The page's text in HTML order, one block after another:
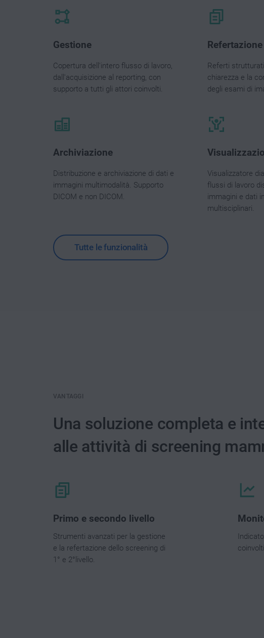
Gestione
Copertura dell'intero flusso di lavoro,
dall'acquisizione al reporting, con
supporto a tutti gli attori coinvolti.
Refertazione
Referti
chiarezza e la
degli esami di
Archiviazione
Distribuzione e archiviazione di dati e
immagini multimodalità. Supporto
DICOM e non DICOM.
Visualizzatore
flussi di lavoro
immagini e dati
multisciplinari.
Tutte le funzionalità
VANTAGGI
Una soluzione completa e
alle attività di screening
Primo e secondo livello
Strumenti avanzati per la gestione
e la refertazione dello screening di
1° e 2°livello.